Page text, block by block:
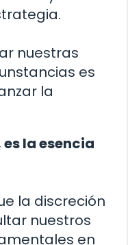
nuestras
es
la
la esencia
la discreción
nuestros
en